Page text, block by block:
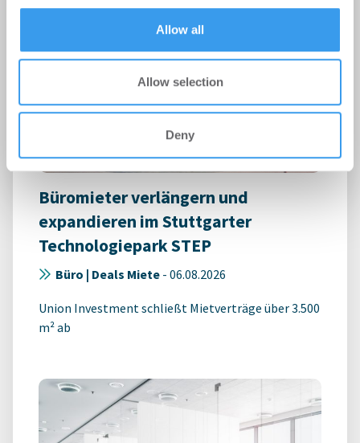
Allow all
Allow selection
Deny
Büromieter verlängern und
expandieren im Stuttgarter
Technologiepark STEP
Büro | Deals Miete - 06.08.2026
Union Investment schließt Mietverträge über 3.500
m² ab